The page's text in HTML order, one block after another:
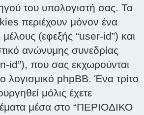
του υπολογιστή σας. Τα
περιέχουν μόνον ένα
μέλους (εφεξής “user-id”) και
ανώνυμης συνεδρίας
id”), που σας εκχωρούνται
λογισμικό phpBB. Ένα τρίτο
μόλις έχετε
μέσα στο “ΠΕΡΙΟΔΙΚΟ